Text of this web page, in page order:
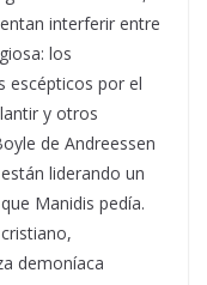
interferir entre
los
escépticos por el
y otros
de Andreessen
liderando un
Manidis pedía.
demoníaca